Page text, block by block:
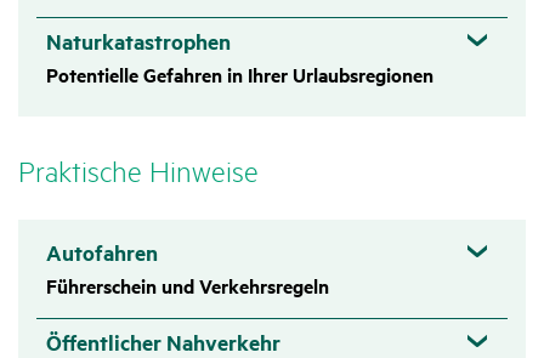
Naturkatastrophen
Potentielle Gefahren in Ihrer Urlaubsregionen
Prak­ti­sche Hinweise
Autofahren
Führerschein und Verkehrsregeln
Öffentlicher Nahverkehr